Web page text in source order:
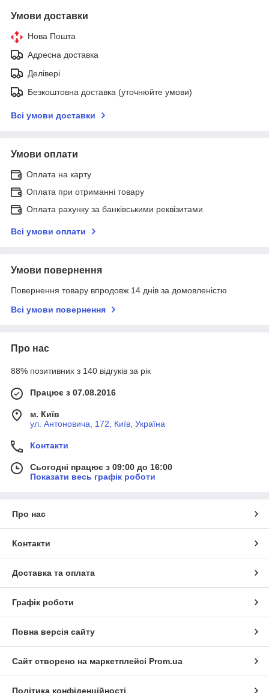
Умови доставки
Нова Пошта
Адресна доставка
Делівері
Безкоштовна доставка (уточнюйте умови)
Всі умови доставки
Умови оплати
Оплата на карту
Оплата при отриманні товару
Оплата рахунку за банківськими реквізитами
Всі умови оплати
Умови повернення
Повернення товару впродовж 14 днів за домовленістю
Всі умови повернення
Про нас
88% позитивних з 140 відгуків за рік
Працює з 07.08.2016
м. Київ
ул. Антоновича, 172, Київ, Україна
Контакти
Сьогодні працює з 09:00 до 16:00
Показати весь графік роботи
Про нас
Контакти
Доставка та оплата
Графік роботи
Повна версія сайту
Сайт створено на маркетплейсі Prom.ua
Політика конфіденційності